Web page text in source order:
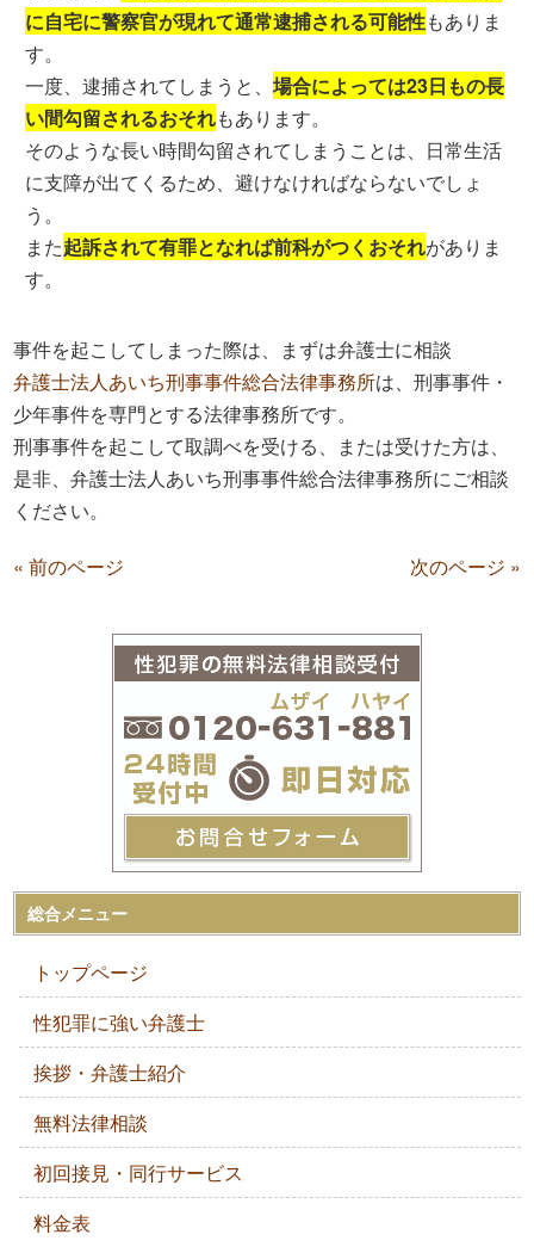
に自宅に警察官が現れて通常逮捕される可能性もありま
す。
一度、逮捕されてしまうと、場合によっては23日もの長
い間勾留されるおそれもあります。
そのような長い時間勾留されてしまうことは、日常生活
に支障が出てくるため、避けなければならないでしょ
う。
また起訴されて有罪となれば前科がつくおそれがありま
す。
事件を起こしてしまった際は、まずは弁護士に相談
弁護士法人あいち刑事事件総合法律事務所は、刑事事件・
少年事件を専門とする法律事務所です。
刑事事件を起こして取調べを受ける、または受けた方は、
是非、弁護士法人あいち刑事事件総合法律事務所にご相談
ください。
« 前のページ 次のページ »
総合メニュー
トップページ
性犯罪に強い弁護士
挨拶・弁護士紹介
無料法律相談
初回接見・同行サービス
料金表